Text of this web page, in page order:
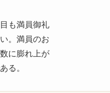
も満員御礼
。満員のお
に膨れ上が
る。